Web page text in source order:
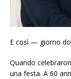
E così — giorno
Quando
una festa. A 60